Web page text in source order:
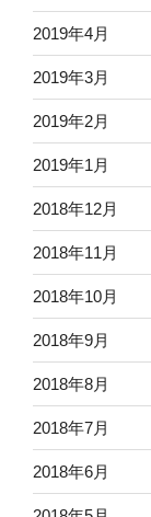
2019年4月
2019年3月
2019年2月
2019年1月
2018年12月
2018年11月
2018年10月
2018年9月
2018年8月
2018年7月
2018年6月